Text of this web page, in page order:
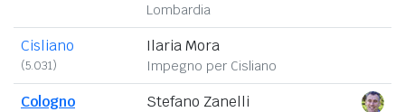
Lombardia
Cisliano
(5.031)
Ilaria Mora
Impegno per Cisliano
Cologno
Stefano Zanelli